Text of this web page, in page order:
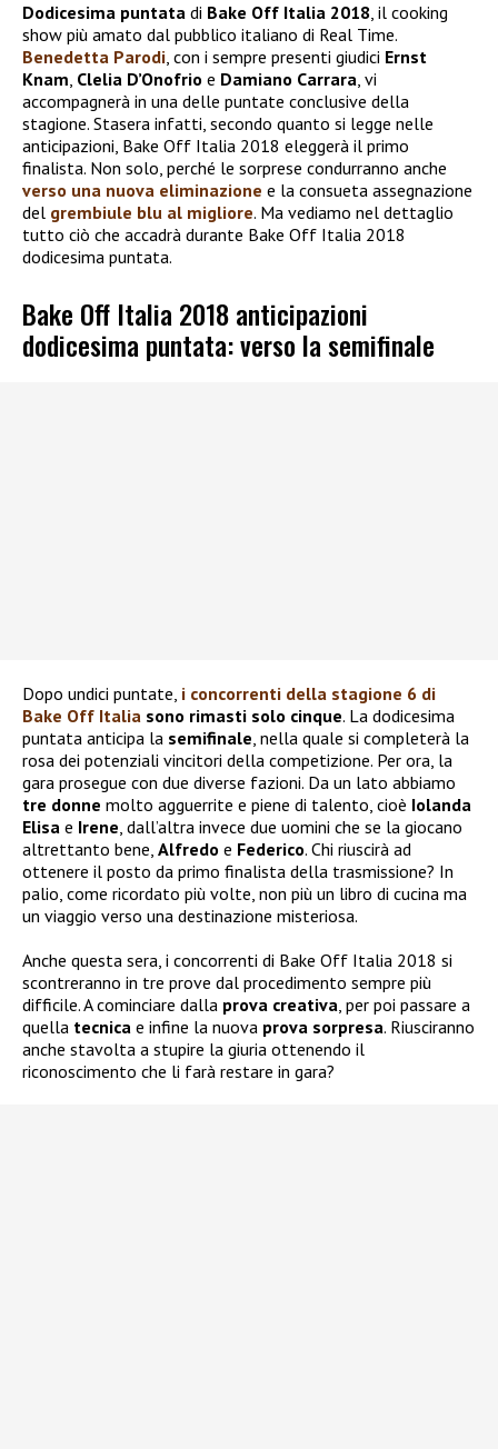
Dodicesima puntata di Bake Off Italia 2018, il cooking
show più amato dal pubblico italiano di Real Time.
Benedetta Parodi, con i sempre presenti giudici Ernst
Knam, Clelia D’Onofrio e Damiano Carrara, vi
accompagnerà in una delle puntate conclusive della
stagione. Stasera infatti, secondo quanto si legge nelle
anticipazioni, Bake Off Italia 2018 eleggerà il primo
finalista. Non solo, perché le sorprese condurranno anche
verso una nuova eliminazione e la consueta assegnazione
del grembiule blu al migliore. Ma vediamo nel dettaglio
tutto ciò che accadrà durante Bake Off Italia 2018
dodicesima puntata.
Bake Off Italia 2018 anticipazioni
dodicesima puntata: verso la semifinale
Dopo undici puntate, i concorrenti della stagione 6 di
Bake Off Italia sono rimasti solo cinque. La dodicesima
puntata anticipa la semifinale , nella quale si completerà la
rosa dei potenziali vincitori della competizione. Per ora, la
gara prosegue con due diverse fazioni. Da un lato abbiamo
tre donne molto agguerrite e piene di talento, cioè Iolanda
Elisa e Irene , dall’altra invece due uomini che se la giocano
altrettanto bene, Alfredo e Federico. Chi riuscirà ad
ottenere il posto da primo finalista della trasmissione? In
palio, come ricordato più volte, non più un libro di cucina ma
un viaggio verso una destinazione misteriosa.
Anche questa sera, i concorrenti di Bake Off Italia 2018 si
scontreranno in tre prove dal procedimento sempre più
difficile. A cominciare dalla prova creativa , per poi passare a
quella tecnica e infine la nuova prova sorpresa. Riusciranno
anche stavolta a stupire la giuria ottenendo il
riconoscimento che li farà restare in gara?